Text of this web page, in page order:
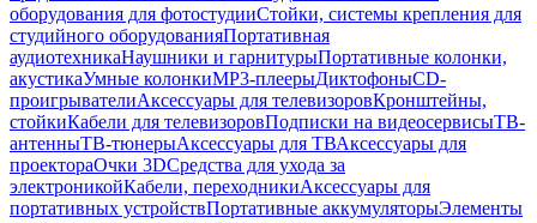
оборудования для фотостудииСтойки, системы крепления для
студийного оборудованияПортативная
аудиотехникаНаушники и гарнитурыПортативные колонки,
акустикаУмные колонкиMP3-плеерыДиктофоныCD-
проигрывателиАксессуары для телевизоровКронштейны,
стойкиКабели для телевизоровПодписки на видеосервисыТВ-
антенныТВ-тюнерыАксессуары для ТВАксессуары для
проектораОчки 3DСредства для ухода за
электроникойКабели, переходникиАксессуары для
портативных устройствПортативные аккумуляторыЭлементы